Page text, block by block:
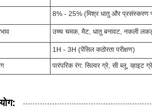
8% - 25% (मिश्र धातु और प्रसंस्करण
उच्च चमक, मैट, धातु बनावट, नकली
1H - 3H (पेंसिल कठोरता परीक्षण)
पारंपरिक रंग: सिल्वर ग्रे, सी ब्लू, व्हाइट